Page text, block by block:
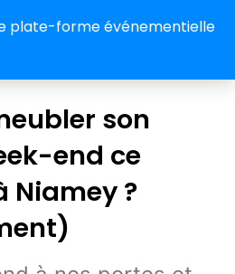
plate-forme événementielle
son
end ce
Niamey ?